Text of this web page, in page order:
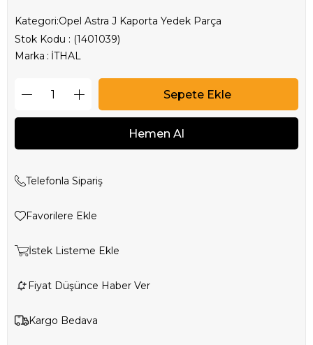
Kategori:Opel Astra J Kaporta Yedek Parça
Stok Kodu
(1401039)
Marka : İTHAL
Telefonla Sipariş
Favorilere Ekle
İstek Listeme Ekle
Fiyat Düşünce Haber Ver
Kargo Bedava